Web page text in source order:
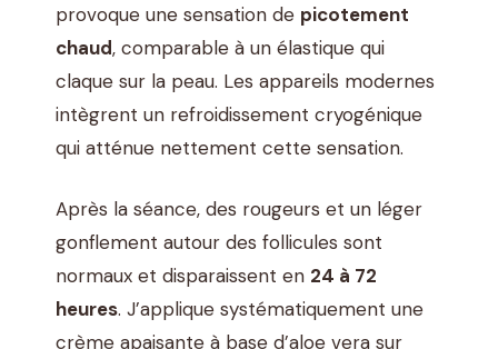
provoque une sensation de picotement
chaud, comparable à un élastique qui
claque sur la peau. Les appareils modernes
intègrent un refroidissement cryogénique
qui atténue nettement cette sensation.
Après la séance, des rougeurs et un léger
gonflement autour des follicules sont
normaux et disparaissent en 24 à 72
heures. J’applique systématiquement une
crème apaisante à base d’aloe vera sur